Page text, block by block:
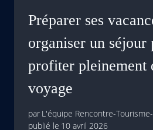
Préparer ses
organiser un séjour
profiter pleinement
voyage
par L'équipe Rencontre-
publié le 10 avril 2026